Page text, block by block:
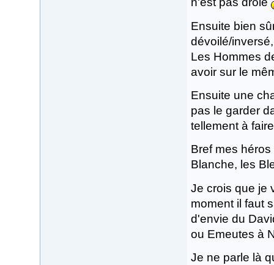
Ensuite bien
dévoilé/
Les Hommes
avoir sur le
Ensuite une
pas le garder
tellement à
Bref mes
Blanche, les
Je crois que je
moment il faut
d'envie du
ou Emeutes à
Je ne parle là